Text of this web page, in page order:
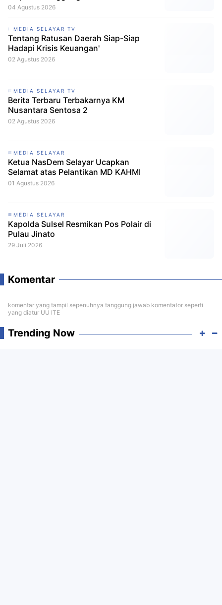
04 Agustus 2026
MEDIA SELAYAR TV
Tentang Ratusan Daerah Siap-Siap
Hadapi Krisis Keuangan'
02 Agustus 2026
MEDIA SELAYAR TV
Berita Terbaru Terbakarnya KM
Nusantara Sentosa 2
02 Agustus 2026
MEDIA SELAYAR
Ketua NasDem Selayar Ucapkan
Selamat atas Pelantikan MD KAHMI
01 Agustus 2026
MEDIA SELAYAR
Kapolda Sulsel Resmikan Pos Polair di
Pulau Jinato
29 Juli 2026
Komentar
komentar yang tampil sepenuhnya tanggung jawab komentator seperti
yang diatur UU ITE
Trending Now